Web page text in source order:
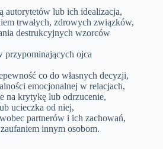
autorytetów lub ich idealizacja,
trwałych, zdrowych związków,
destrukcyjnych wzorców
przypominających ojca
co do własnych decyzji,
emocjonalnej w relacjach,
na krytykę lub odrzucenie,
ucieczka od niej,
partnerów i ich zachowań,
innym osobom.